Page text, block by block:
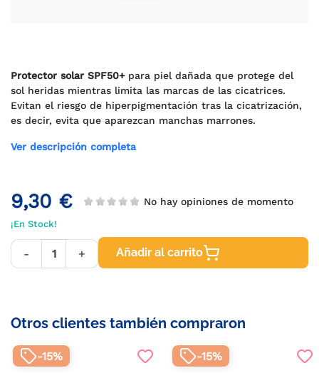
Protector solar SPF50+para piel dañada que protege del
sol heridas mientras limita las marcas de las cicatrices.
Evitan el riesgo de hiperpigmentación tras la cicatrización,
es decir, evita que aparezcan manchas marrones.
Ver descripción completa
9,30 € No hay opiniones de momento
¡En Stock!
- + Añadir al carrito
Otros clientes también compraron
-15% -15%